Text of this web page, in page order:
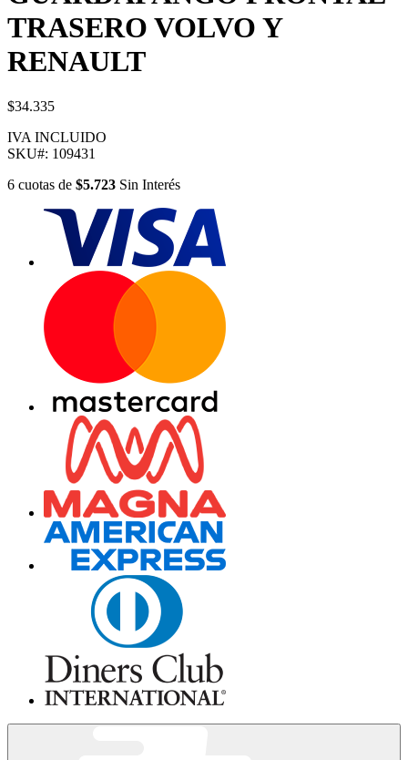
TRASERO VOLVO Y
RENAULT
$34.335
IVA INCLUIDO
SKU#: 109431
6 cuotas de $5.723 Sin Interés